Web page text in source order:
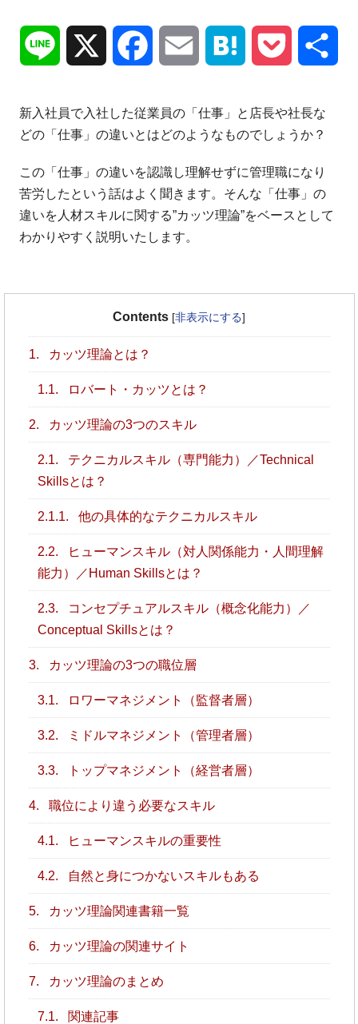
Line Facebook Email Hatena Pocket
新入社員で入社した従業員の「仕事」と店長や社長な
どの「仕事」の違いとはどのようなものでしょうか？
この「仕事」の違いを認識し理解せずに管理職になり
苦労したという話はよく聞きます。そんな「仕事」の
違いを人材スキルに関する”カッツ理論”をベースとして
わかりやすく説明いたします。
Contents [非表示にする]
1. カッツ理論とは？
1.1. ロバート・カッツとは？
2. カッツ理論の3つのスキル
2.1.
テクニカルスキル（専門能力）／Technical
Skillsとは？
2.1.1. 他の具体的なテクニカルスキル
2.2.
ヒューマンスキル（対人関係能力・人間理解
能力）／Human Skillsとは？
2.3.
コンセプチュアルスキル（概念化能力）／
Conceptual Skillsとは？
3. カッツ理論の3つの職位層
3.1. ロワーマネジメント（監督者層）
3.2. ミドルマネジメント（管理者層）
3.3. トップマネジメント（経営者層）
4. 職位により違う必要なスキル
4.1. ヒューマンスキルの重要性
4.2. 自然と身につかないスキルもある
5. カッツ理論関連書籍一覧
6. カッツ理論の関連サイト
7. カッツ理論のまとめ
7.1. 関連記事